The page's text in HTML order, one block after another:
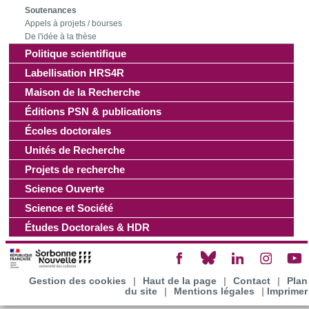
Les cookies nous permettent de personnaliser le contenu
et les annonces, d'offrir des fonctionnalités relatives aux
médias sociaux et d'analyser notre trafic. Nous
partageons également des informations sur l'utilisation de
notre site avec nos partenaires de médias sociaux, de
publicité et d'analyse, qui peuvent combiner celles-ci avec
d'autres informations que vous leur avez fournies ou qu'ils
ont collectées lors de votre utilisation de leurs services.
Soutenances
Appels à projets / bourses
De l'idée à la thèse
Politique scientifique
Labellisation HRS4R
Maison de la Recherche
Éditions PSN & publications
Écoles doctorales
Unités de Recherche
Projets de recherche
Science Ouverte
Science et Société
Études Doctorales & HDR
Gestion des cookies | Haut de la page | Contact |
Plan
du site
| Mentions légales | Imprimer